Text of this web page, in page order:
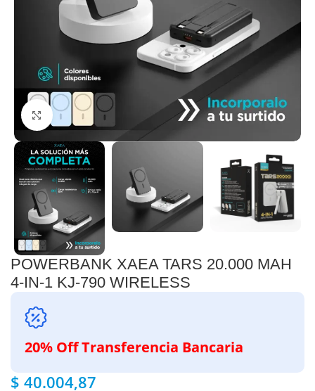
Clic para ampliar
POWERBANK XAEA TARS 20.000 MAH
4-IN-1 KJ-790 WIRELESS
20% Off Transferencia Bancaria
$ 40.004,87